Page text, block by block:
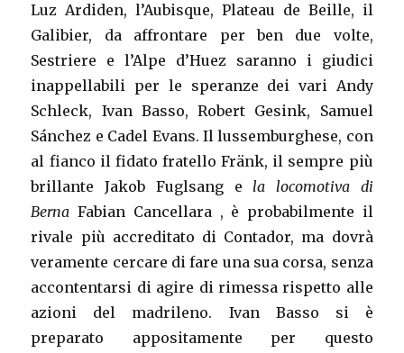
Luz Ardiden, l’Aubisque, Plateau de Beille, il
Galibier, da affrontare per ben due volte,
Sestriere e l’Alpe d’Huez saranno i giudici
inappellabili per le speranze dei vari Andy
Schleck, Ivan Basso, Robert Gesink, Samuel
Sánchez e Cadel Evans. Il lussemburghese, con
al fianco il fidato fratello Fränk, il sempre più
brillante Jakob Fuglsang ela locomotiva di
Berna Fabian Cancellara , è probabilmente il
rivale più accreditato di Contador, ma dovrà
veramente cercare di fare una sua corsa, senza
accontentarsi di agire di rimessa rispetto alle
azioni del madrileno. Ivan Basso si è
preparato appositamente per questo